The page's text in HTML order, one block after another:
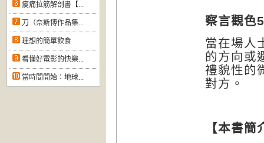
痠痛拉筋解剖書【...
刀（奈斯博作品集...
理想的簡單飲食
看懂好電影的快樂...
當時間開始：地球...
察言觀色5
當在場人
的方向或
禮貌性的
對方。
【本書簡